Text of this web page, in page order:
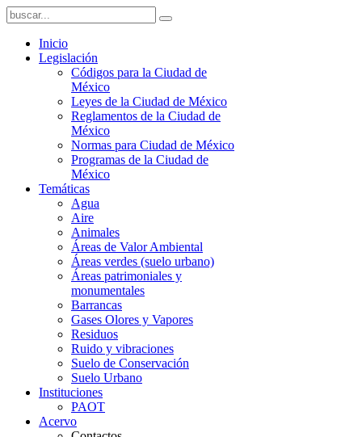
Inicio
Legislación
Códigos para la Ciudad de
México
Leyes de la Ciudad de México
Reglamentos de la Ciudad de
México
Normas para Ciudad de México
Programas de la Ciudad de
México
Temáticas
Agua
Aire
Animales
Áreas de Valor Ambiental
Áreas verdes (suelo urbano)
Áreas patrimoniales y
monumentales
Barrancas
Gases Olores y Vapores
Residuos
Ruido y vibraciones
Suelo de Conservación
Suelo Urbano
Instituciones
PAOT
Acervo